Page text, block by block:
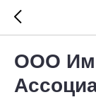
ООО